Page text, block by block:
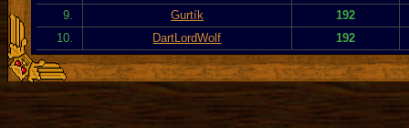
9.
Gurtík
192
10.
DartLordWolf 192